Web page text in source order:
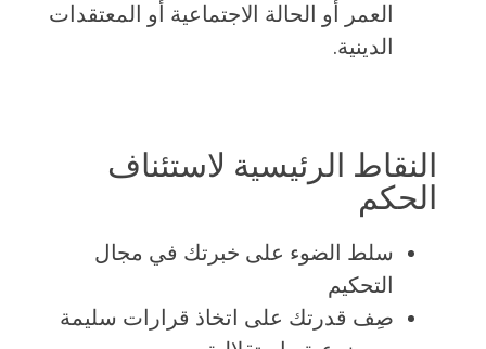
العمر أو الحالة الاجتماعية أو المعتقدات
الدينية.
النقاط الرئيسية لاستئناف
الحكم
سلط الضوء على خبرتك في مجال
التحكيم
صِف قدرتك على اتخاذ قرارات سليمة